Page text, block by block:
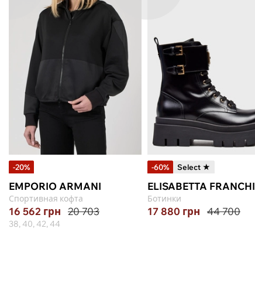
-20%
EMPORIO ARMANI
Спортивная кофта
16 562 грн 20 703
38, 40, 42, 44
-60% Select ★
ELISABETTA FRANCHI
Ботинки
17 880 грн 44 700